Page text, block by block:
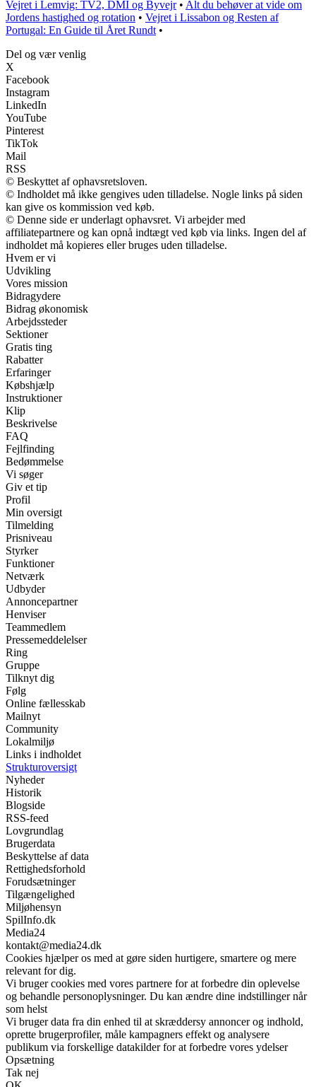
Vejret i Lemvig: TV2, DMI og Byvejr• Alt du behøver at vide om
Jordens hastighed og rotation • Vejret i Lissabon og Resten af
Portugal: En Guide til Året Rundt•
Del og vær venlig
X
Facebook
Instagram
LinkedIn
YouTube
Pinterest
TikTok
Mail
RSS
© Beskyttet af ophavsretsloven.
© Indholdet må ikke gengives uden tilladelse. Nogle links på siden
kan give os kommission ved køb.
© Denne side er underlagt ophavsret. Vi arbejder med
affiliatepartnere og kan opnå indtægt ved køb via links. Ingen del af
indholdet må kopieres eller bruges uden tilladelse.
Hvem er vi
Udvikling
Vores mission
Bidragydere
Bidrag økonomisk
Arbejdssteder
Sektioner
Gratis ting
Rabatter
Erfaringer
Købshjælp
Instruktioner
Klip
Beskrivelse
FAQ
Fejlfinding
Bedømmelse
Vi søger
Giv et tip
Profil
Min oversigt
Tilmelding
Prisniveau
Styrker
Funktioner
Netværk
Udbyder
Annoncepartner
Henviser
Teammedlem
Pressemeddelelser
Ring
Gruppe
Tilknyt dig
Følg
Online fællesskab
Mailnyt
Community
Lokalmiljø
Links i indholdet
Strukturoversigt
Nyheder
Historik
Blogside
RSS-feed
Lovgrundlag
Brugerdata
Beskyttelse af data
Rettighedsforhold
Forudsætninger
Tilgængelighed
Miljøhensyn
SpilInfo.dk
Media24
kontakt@media24.dk
Cookies hjælper os med at gøre siden hurtigere, smartere og mere
relevant for dig.
Vi bruger cookies med vores partnere for at forbedre din oplevelse
og behandle personoplysninger. Du kan ændre dine indstillinger når
som helst
Vi bruger data fra din enhed til at skræddersy annoncer og indhold,
oprette brugerprofiler, måle kampagners effekt og analysere
publikum via forskellige datakilder for at forbedre vores ydelser
Opsætning
Tak nej